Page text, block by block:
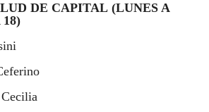
DE CAPITAL (LUNES A